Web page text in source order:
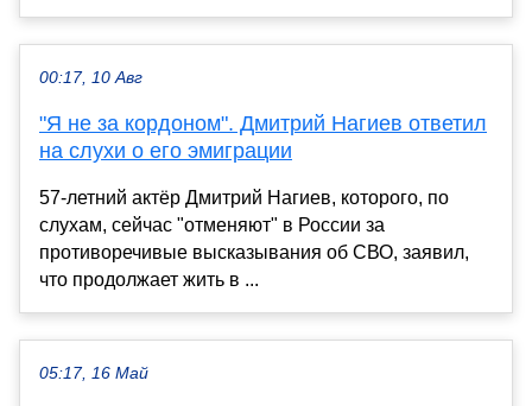
00:17, 10 Авг
"Я не за кордоном". Дмитрий Нагиев ответил
на слухи о его эмиграции
57-летний актёр Дмитрий Нагиев, которого, по
слухам, сейчас "отменяют" в России за
противоречивые высказывания об СВО, заявил,
что продолжает жить в ...
05:17, 16 Май